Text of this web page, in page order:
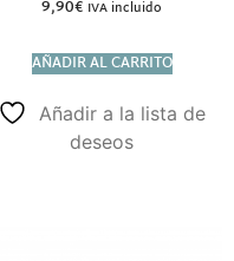
9,90€ IVA incluido
AÑADIR AL CARRITO
Añadir a la lista de
deseos